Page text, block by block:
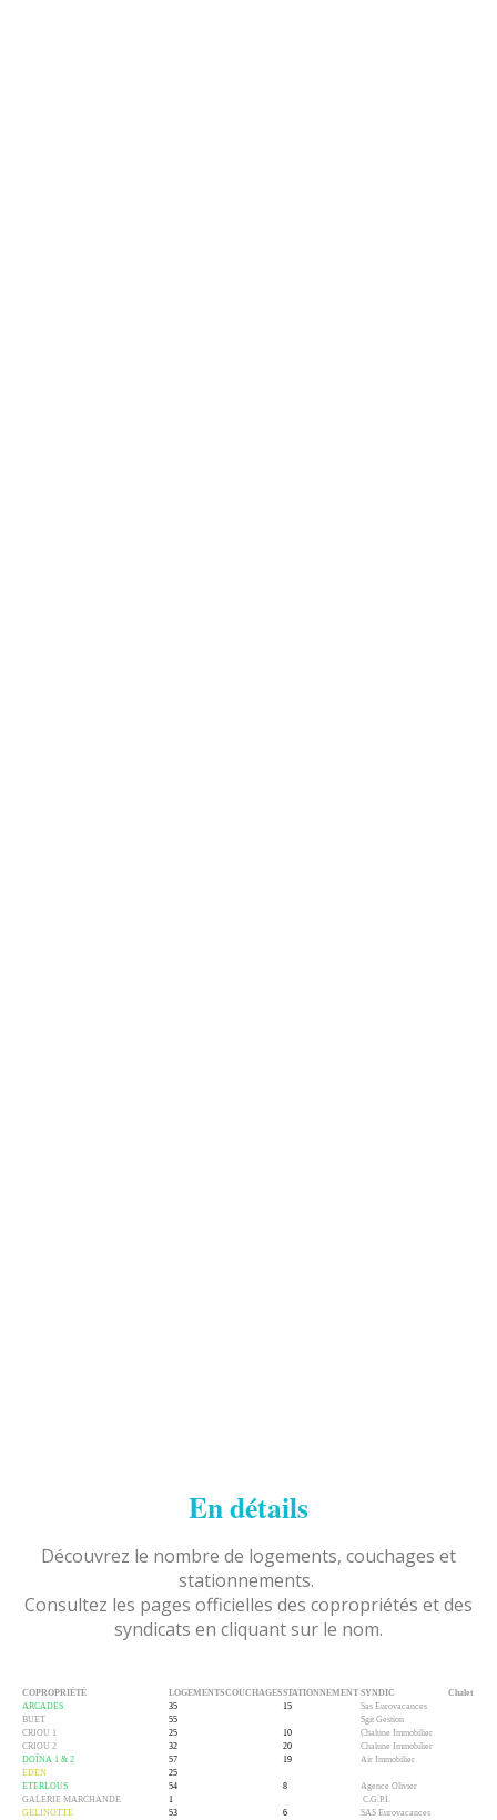
En détails
Découvrez le nombre de logements, couchages et
stationnements.
Consultez les pages officielles des copropriétés et des
syndicats en cliquant sur le nom.
COPROPRIÉTÉ LOGEMENTSCOUCHAGESSTATIONNEMENT SYNDIC
Chalet
ARCADES
35 15
Sas Eurovacances
BUET
55
Sgit Gestion
CRIOU 1
25 10
Chalune Immobilier
CRIOU 2
32 20
Chalune Immobilier
DOÏNA 1 & 2
57 19
Air Immobilier
EDEN
25
ETERLOUS
54 8
Agence Olivier
GALERIE MARCHANDE
1
C.G.P.I.
GELINOTTE
53 6
SAS Eurovacances